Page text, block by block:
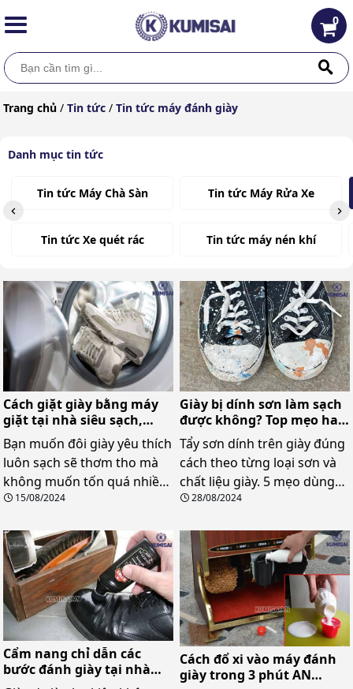
0
Trang chủ / Tin tức / Tin tức máy đánh giày
Danh mục tin tức
Tin tức Máy Chà Sàn
Tin tức Xe quét rác
Tin tức Máy Rửa Xe
Tin tức máy nén khí
Cách giặt giày bằng máy
giặt tại nhà siêu sạch,
nhanh gọn
Bạn muốn đôi giày yêu thích
luôn sạch sẽ thơm tho mà
không muốn tốn quá nhiều
thời gian? Giặt giày bằng
đấy! Cùng chúng mình
khám phá cách làm nhé!
15/08/2024
Giày bị dính sơn làm sạch
được không? Top mẹo hay
không nên bỏ qua!
Tẩy sơn dính trên giày đúng
cách theo từng loại sơn và
chất liệu giày. 5 mẹo dùng
đồ sẵn có trong nhà, hiệu
giày.
28/08/2024
Cẩm nang chỉ dẫn các
bước đánh giày tại nhà
hay nhất
Cách đổ xi vào máy đánh
giày trong 3 phút AN